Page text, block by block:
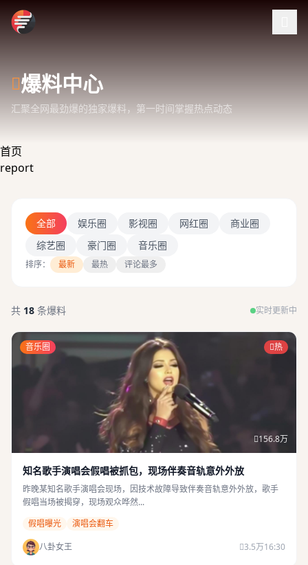
跳过导航
爆料中心
汇聚全网最劲爆的独家爆料，第一时间掌握热点动态
首页
report
全部 娱乐圈 影视圈 网红圈
商业圈
综艺圈
豪门圈 音乐圈
排序： 最新 最热 评论最多
共 18 条爆料 实时更新中
音乐圈 热
156.8万
知名歌手演唱会假唱被抓包，现场伴奏音轨意外外放
昨晚某知名歌手演唱会现场，因技术故障导致伴奏音轨意外外放，歌手
假唱当场被揭穿，现场观众哗然...
假唱曝光
演唱会翻车
八卦女王
3.5万16:30